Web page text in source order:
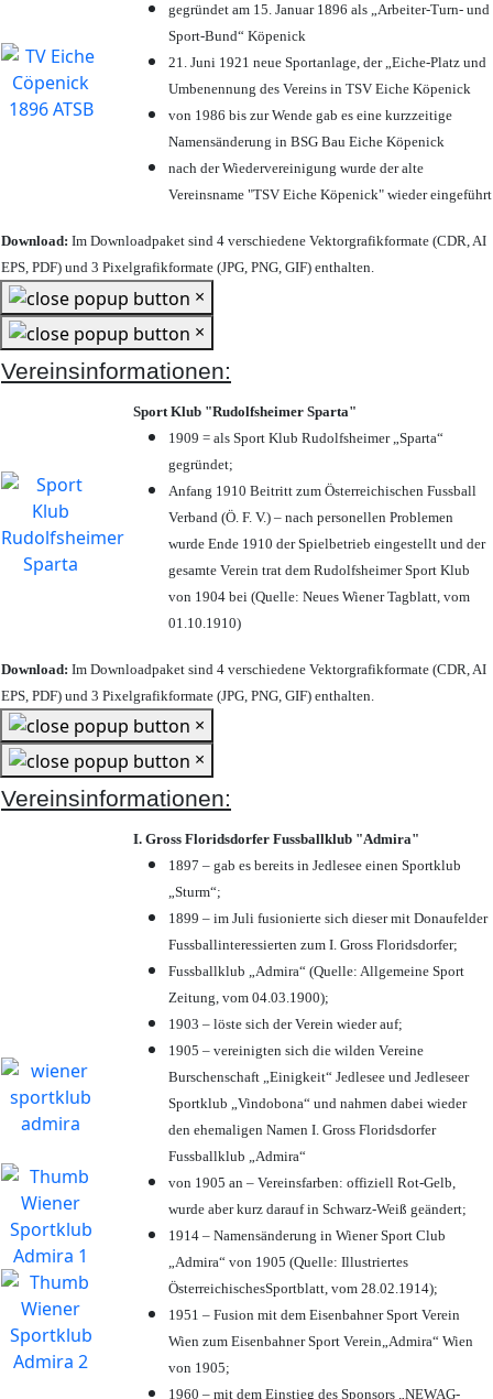
gegründet am 15. Januar 1896 als „Arbeiter-Turn- und
Sport-Bund“ Köpenick
21. Juni 1921 neue Sportanlage, der „Eiche-Platz und
Umbenennung des Vereins in TSV Eiche Köpenick
von 1986 bis zur Wende gab es eine kurzzeitige
Namensänderung in BSG Bau Eiche Köpenick
nach der Wiedervereinigung wurde der alte
Vereinsname "TSV Eiche Köpenick" wieder eingeführt
Download: Im Downloadpaket sind 4 verschiedene Vektorgrafikformate (CDR, AI
EPS, PDF) und 3 Pixelgrafikformate (JPG, PNG, GIF) enthalten.
×
×
Vereinsinformationen:
Sport Klub "Rudolfsheimer Sparta"
1909 = als Sport Klub Rudolfsheimer „Sparta“
gegründet;
Anfang 1910 Beitritt zum Österreichischen Fussball
Verband (Ö. F. V.) – nach personellen Problemen
wurde Ende 1910 der Spielbetrieb eingestellt und der
gesamte Verein trat dem Rudolfsheimer Sport Klub
von 1904 bei (Quelle: Neues Wiener Tagblatt, vom
01.10.1910)
Download: Im Downloadpaket sind 4 verschiedene Vektorgrafikformate (CDR, AI
EPS, PDF) und 3 Pixelgrafikformate (JPG, PNG, GIF) enthalten.
×
×
Vereinsinformationen:
I. Gross Floridsdorfer Fussballklub "Admira"
1897 – gab es bereits in Jedlesee einen Sportklub
„Sturm“;
1899 – im Juli fusionierte sich dieser mit Donaufelder
Fussballinteressierten zum I. Gross Floridsdorfer;
Fussballklub „Admira“ (Quelle: Allgemeine Sport
Zeitung, vom 04.03.1900);
1903 – löste sich der Verein wieder auf;
1905 – vereinigten sich die wilden Vereine
Burschenschaft „Einigkeit“ Jedlesee und Jedleseer
Sportklub „Vindobona“ und nahmen dabei wieder
den ehemaligen Namen I. Gross Floridsdorfer
Fussballklub „Admira“
von 1905 an – Vereinsfarben: offiziell Rot-Gelb,
wurde aber kurz darauf in Schwarz-Weiß geändert;
1914 – Namensänderung in Wiener Sport Club
„Admira“ von 1905 (Quelle: Illustriertes
ÖsterreichischesSportblatt, vom 28.02.1914);
1951 – Fusion mit dem Eisenbahner Sport Verein
Wien zum Eisenbahner Sport Verein„Admira“ Wien
von 1905;
1960 – mit dem Einstieg des Sponsors „NEWAG-